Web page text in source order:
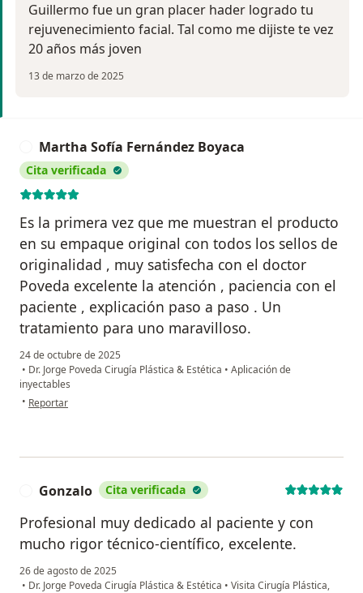
Guillermo fue un gran placer hader logrado tu
rejuvenecimiento facial. Tal como me dijiste te vez
20 años más joven
13 de marzo de 2025
Martha Sofía Fernández Boyaca
Cita verificada
Es la primera vez que me muestran el producto
en su empaque original con todos los sellos de
originalidad , muy satisfecha con el doctor
Poveda excelente la atención , paciencia con el
paciente , explicación paso a paso . Un
tratamiento para uno maravilloso.
24 de octubre de 2025
• Dr. Jorge Poveda Cirugía Plástica & Estética • Aplicación de
inyectables
• en opinión del usuario Martha Sofía Fernández Boyaca
Reportar
Gonzalo Cita verificada
Profesional muy dedicado al paciente y con
mucho rigor técnico-científico, excelente.
26 de agosto de 2025
• Dr. Jorge Poveda Cirugía Plástica & Estética • Visita Cirugía Plástica,